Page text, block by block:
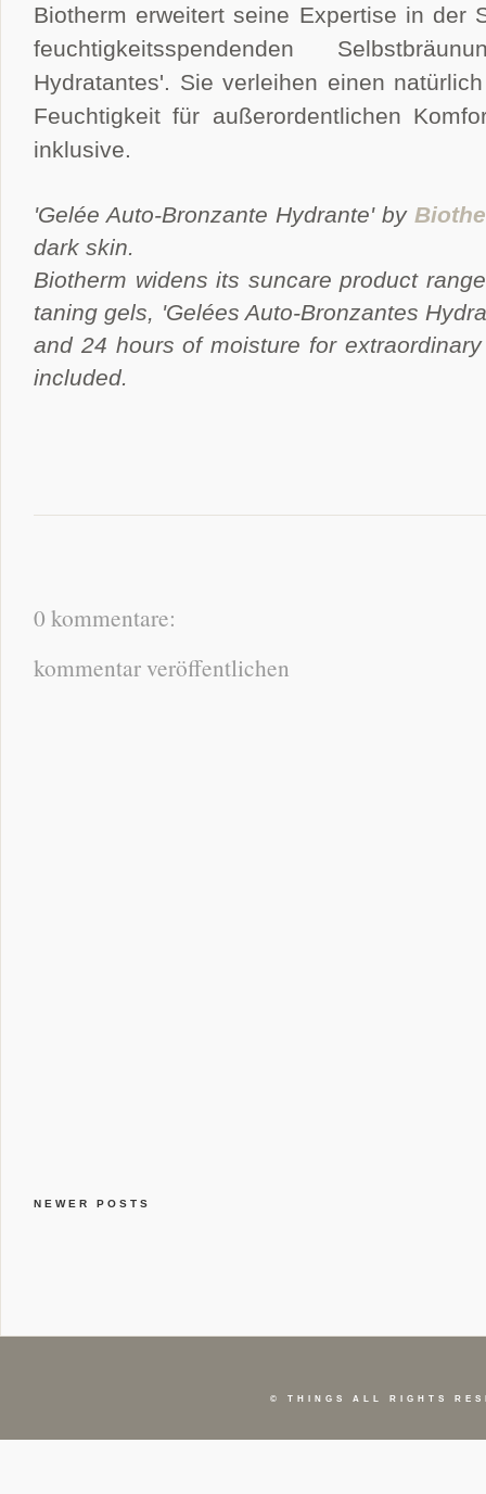
Biotherm erweitert seine Expertise in der
feuchtigkeitsspendenden
Hydratantes'. Sieverleihen einen
Feuchtigkeit für außerordentlichen
inklusive.
'Gelée Auto-Bronzante Hydrante' by
dark skin.
Biotherm widens its suncare product
taning gels, 'Gelées Auto-Bronzantes
and 24 hours of moisture for
included.
0 kommentare:
kommentar veröffentlichen
NEWER POSTS
© THINGS ALL RIGHTS